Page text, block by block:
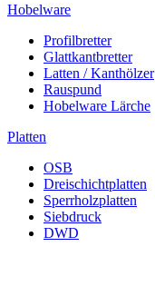
Hobelware
Profilbretter
Glattkantbretter
Latten / Kanthölzer
Rauspund
Hobelware Lärche
Platten
OSB
Dreischichtplatten
Sperrholzplatten
Siebdruck
DWD